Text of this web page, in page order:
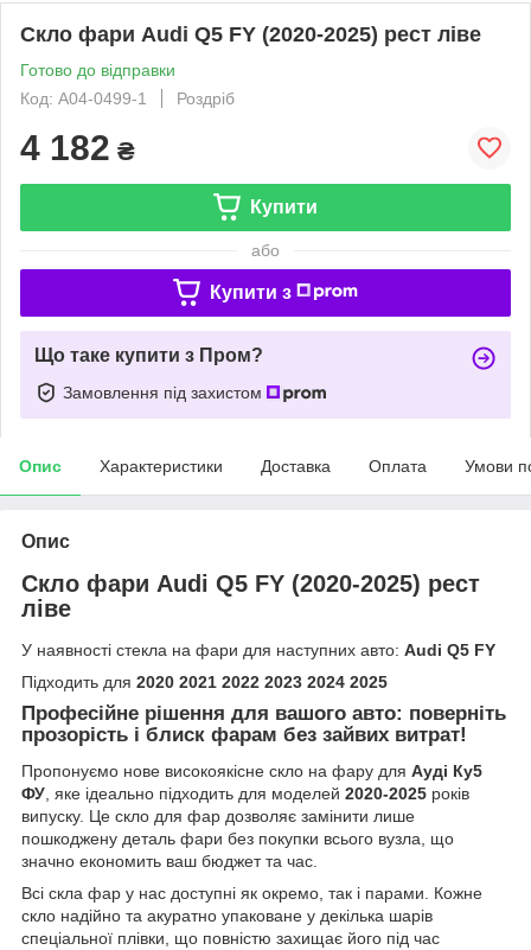
Скло фари Audi Q5 FY (2020-2025) рест ліве
Готово до відправки
Код: A04-0499-1
Роздріб
4 182 ₴
Купити
або
Купити з
Що таке купити з Пром?
Замовлення під захистом
Опис Характеристики Доставка Оплата Умови
Опис
Скло фари Audi Q5 FY (2020-2025) рест
ліве
У наявності стекла на фари для наступних авто: Audi Q5 FY
Підходить для 2020 2021 2022 2023 2024 2025
Професійне рішення для вашого авто: поверніть
прозорість і блиск фарам без зайвих витрат!
Пропонуємо нове високоякісне скло на фару для Ауді Ку5
ФУ, яке ідеально підходить для моделей 2020-2025 років
випуску. Це скло для фар дозволяє замінити лише
пошкоджену деталь фари без покупки всього вузла, що
значно економить ваш бюджет та час.
Всі скла фар у нас доступні як окремо, так і парами. Кожне
скло надійно та акуратно упаковане у декілька шарів
спеціальної плівки, що повністю захищає його під час